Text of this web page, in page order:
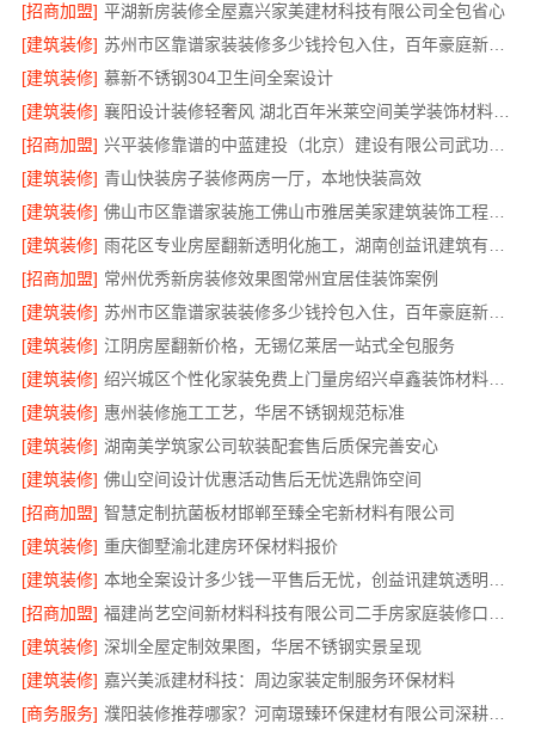
[招商加盟] 平湖新房装修全屋嘉兴家美建材科技有限公司全包省心
[建筑装修]
苏州市区靠谱家装装修多少钱拎包入住，百年豪庭新材料有限公司
[建筑装修] 慕新不锈钢304卫生间全案设计
[建筑装修]
襄阳设计装修轻奢风 湖北百年米莱空间美学装饰材料有限公司
[招商加盟]
[建筑装修] 青山快装房子装修两房一厅，本地快装高效
[建筑装修]
佛山市区靠谱家装施工佛山市雅居美家建筑装饰工程有限公司
[建筑装修]
[招商加盟] 常州优秀新房装修效果图常州宜居佳装饰案例
[建筑装修]
苏州市区靠谱家装装修多少钱拎包入住，百年豪庭新材料全包服务
[建筑装修] 江阴房屋翻新价格，无锡亿莱居一站式全包服务
[建筑装修]
绍兴城区个性化家装免费上门量房绍兴卓鑫装饰材料有限公司
[建筑装修] 惠州装修施工工艺，华居不锈钢规范标准
[建筑装修] 湖南美学筑家公司软装配套售后质保完善安心
[建筑装修] 佛山空间设计优惠活动售后无忧选鼎饰空间
[招商加盟] 智慧定制抗菌板材邯郸至臻全宅新材料有限公司
[建筑装修] 重庆御墅渝北建房环保材料报价
[建筑装修]
[招商加盟]
[建筑装修] 深圳全屋定制效果图，华居不锈钢实景呈现
[建筑装修] 嘉兴美派建材科技：周边家装定制服务环保材料
[商务服务]
濮阳装修推荐哪家？河南璟臻环保建材有限公司深耕本土市场